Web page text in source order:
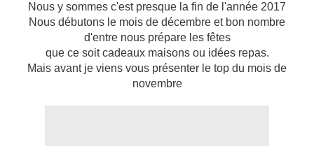
Nous y sommes c'est presque la fin de l'année 2017
Nous débutons le mois de décembre et bon nombre
d'entre nous prépare les fêtes
que ce soit cadeaux maisons ou idées repas.
Mais avant je viens vous présenter le top du mois de
novembre